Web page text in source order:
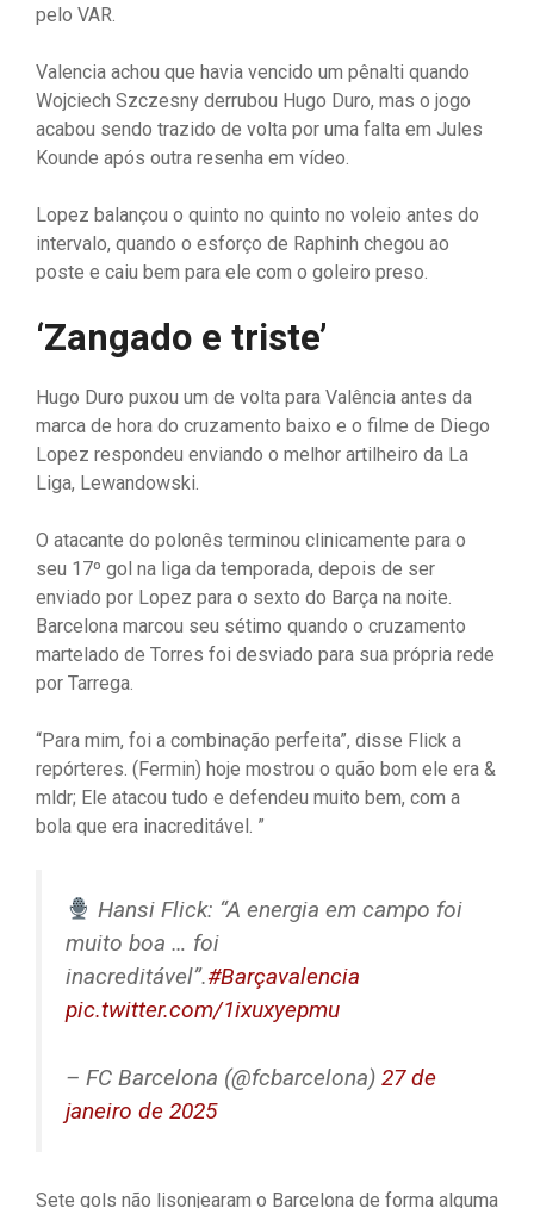
pelo VAR.
Valencia achou que havia vencido um pênalti quando
Wojciech Szczesny derrubou Hugo Duro, mas o jogo
acabou sendo trazido de volta por uma falta em Jules
Kounde após outra resenha em vídeo.
Lopez balançou o quinto no quinto no voleio antes do
intervalo, quando o esforço de Raphinh chegou ao
poste e caiu bem para ele com o goleiro preso.
‘Zangado e triste’
Hugo Duro puxou um de volta para Valência antes da
marca de hora do cruzamento baixo e o filme de Diego
Lopez respondeu enviando o melhor artilheiro da La
Liga, Lewandowski.
O atacante do polonês terminou clinicamente para o
seu 17º gol na liga da temporada, depois de ser
enviado por Lopez para o sexto do Barça na noite.
Barcelona marcou seu sétimo quando o cruzamento
martelado de Torres foi desviado para sua própria rede
por Tarrega.
“Para mim, foi a combinação perfeita”, disse Flick a
repórteres. (Fermin) hoje mostrou o quão bom ele era &
mldr; Ele atacou tudo e defendeu muito bem, com a
bola que era inacreditável. ”
Hansi Flick: “A energia em campo foi
muito boa … foi
inacreditável”.#Barçavalencia
pic.twitter.com/1ixuxyepmu
– FC Barcelona (@fcbarcelona) 27 de
janeiro de 2025
Sete gols não lisonjearam o Barcelona de forma alguma